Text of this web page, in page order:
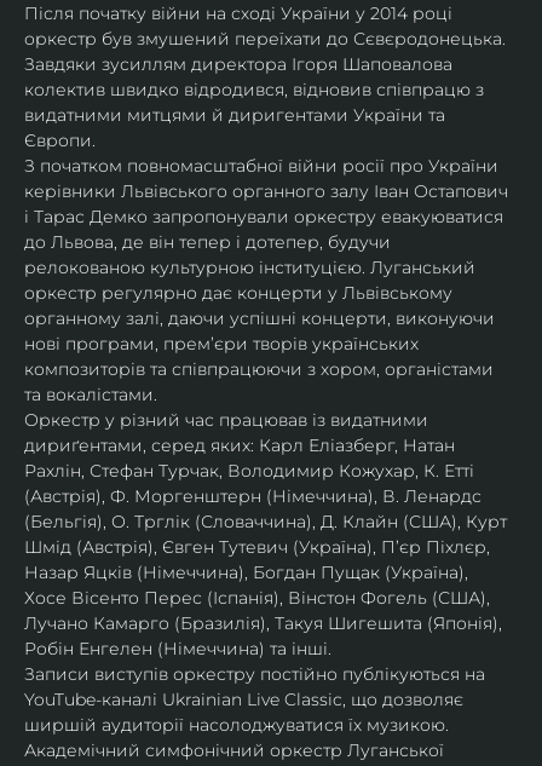
Після початку війни на сході України у 2014 році
оркестр був змушений переїхати до Сєвєродонецька.
Завдяки зусиллям директора Ігоря Шаповалова
колектив швидко відродився, відновив співпрацю з
видатними митцями й диригентами України та
Європи.
З початком повномасштабної війни росії про України
керівники Львівського органного залу Іван Остапович
і Тарас Демко запропонували оркестру евакуюватися
до Львова, де він тепер і дотепер, будучи
релокованою культурною інституцією. Луганський
оркестр регулярно дає концерти у Львівському
органному залі, даючи успішні концерти, виконуючи
нові програми, прем’єри творів українських
композиторів та співпрацюючи з хором, органістами
та вокалістами.
Оркестр у різний час працював із видатними
дириґентами, серед яких: Карл Еліазберг, Натан
Рахлін, Стефан Турчак, Володимир Кожухар, К. Етті
(Австрія), Ф. Моргенштерн (Німеччина), В. Ленардс
(Бельгія), О. Трглік (Словаччина), Д. Клайн (США), Курт
Шмід (Австрія), Євген Тутевич (Україна), П’єр Піхлєр,
Назар Яцків (Німеччина), Богдан Пущак (Україна),
Хосе Вісенто Перес (Іспанія), Вінстон Фогель (США),
Лучано Камарго (Бразилія), Такуя Шигешита (Японія),
Робін Енгелен (Німеччина) та інші.
Записи виступів оркестру постійно публікуються на
YouTube-каналі Ukrainian Live Classic, що дозволяє
ширшій аудиторії насолоджуватися їх музикою​.
Академічний симфонічний оркестр Луганської